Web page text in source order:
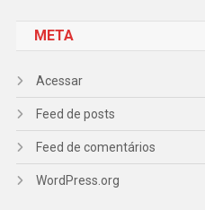
META
Acessar
Feed de posts
Feed de comentários
WordPress.org